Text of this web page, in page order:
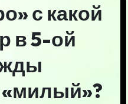
с какой
в 5-ой
«милый»?